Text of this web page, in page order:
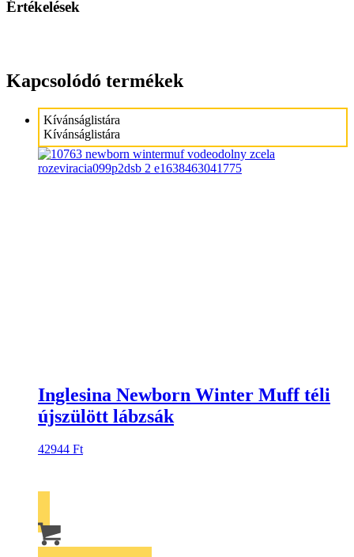
Értékelések
Kapcsolódó termékek
Kívánságlistára
Kívánságlistára
Inglesina Newborn Winter Muff téli
újszülött lábzsák
42944 Ft